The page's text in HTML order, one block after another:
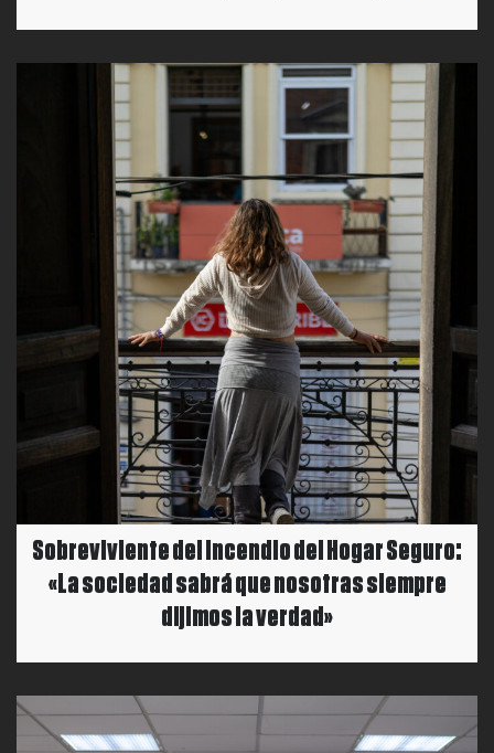
Sobreviviente del incendio del Hogar Seguro:
«La sociedad sabrá que nosotras siempre
dijimos la verdad»